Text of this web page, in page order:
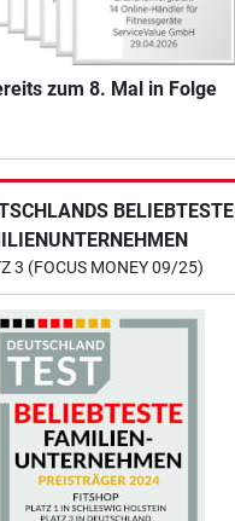
zum 8. Mal in Folge
BELIEBTESTE
3 (FOCUS MONEY 09/25)